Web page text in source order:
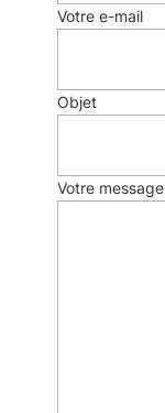
Votre e-mail
Objet
Votre message